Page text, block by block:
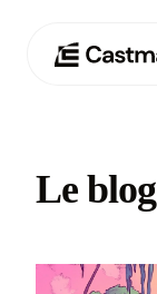
Cas
Le